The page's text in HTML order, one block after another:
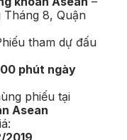
Tháng 8, Quận
tham dự đấu
00 phút ngày
phiếu tại
Asean